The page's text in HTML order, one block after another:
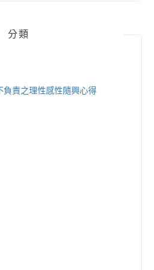
分類
負責之理性感性隨興心得